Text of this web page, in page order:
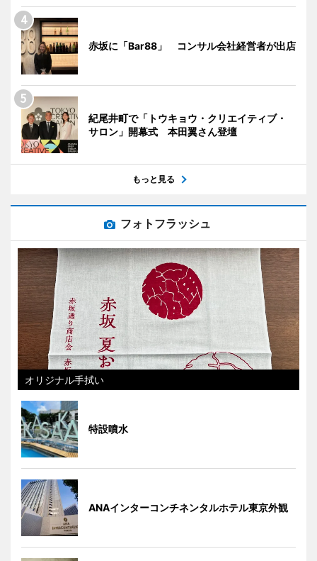
赤坂に「Bar88」 コンサル会社経営者が出店
紀尾井町で「トウキョウ・クリエイティブ・
サロン」開幕式 本田翼さん登壇
もっと見る
フォトフラッシュ
オリジナル手拭い
特設噴水
ANAインターコンチネンタルホテル東京外観